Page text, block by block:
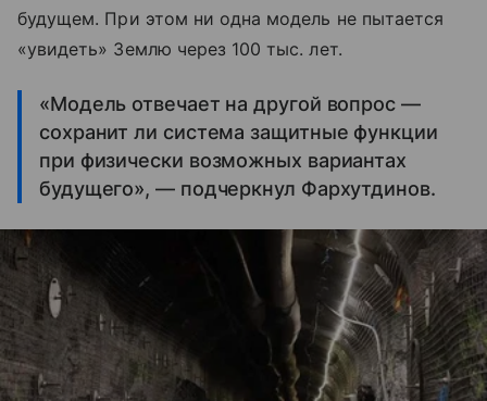
будущем. При этом ни одна модель не пытается
«увидеть» Землю через 100 тыс. лет.
«Модель отвечает на другой вопрос —
сохранит ли система защитные функции
при физически возможных вариантах
будущего», — подчеркнул Фархутдинов.